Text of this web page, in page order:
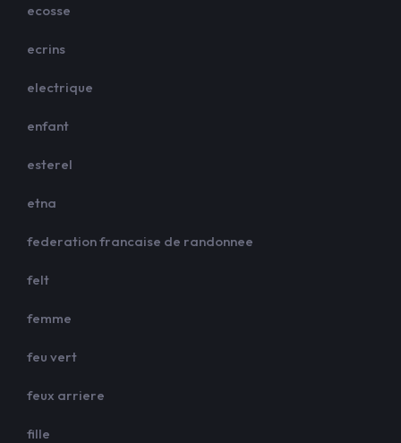
ecosse
ecrins
electrique
enfant
esterel
etna
federation francaise de randonnee
felt
femme
feu vert
feux arriere
fille